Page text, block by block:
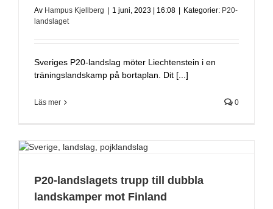
Av Hampus Kjellberg 1 juni, 2023 | 16:08 Kategorier: P20-
landslaget
Sveriges P20-landslag möter Liechtenstein i en
träningslandskamp på bortaplan. Dit [...]
Läs mer 0
P20-landslagets trupp till dubbla
landskamper mot Finland